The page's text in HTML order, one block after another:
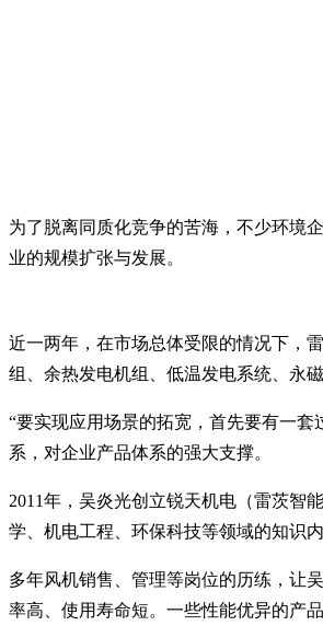
为了脱离同质化竞争的苦海，不少环境
业的规模扩张与发展。
近一两年，在市场总体受限的情况下，
组、余热发电机组、低温发电系统、永
“要实现应用场景的拓宽，首先要有一
系，对企业产品体系的强大支撑。
2011年，吴炎光创立锐天机电（雷茨智
学、机电工程、环保科技等领域的知识
多年风机销售、管理等岗位的历练，让
率高、使用寿命短。一些性能优异的产